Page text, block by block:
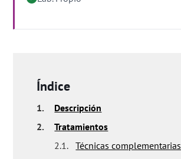
Índice
1.
Descripción
2.
Tratamientos
2.1.
Técnicas complementarias